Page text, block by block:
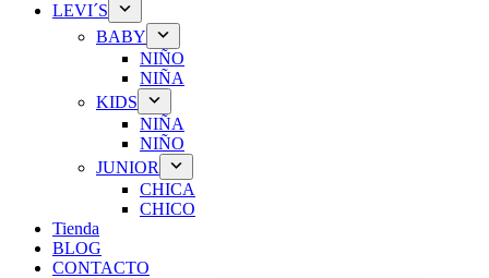
LEVI´S
BABY
NIÑO
NIÑA
KIDS
NIÑA
NIÑO
JUNIOR
CHICA
CHICO
Tienda
BLOG
CONTACTO